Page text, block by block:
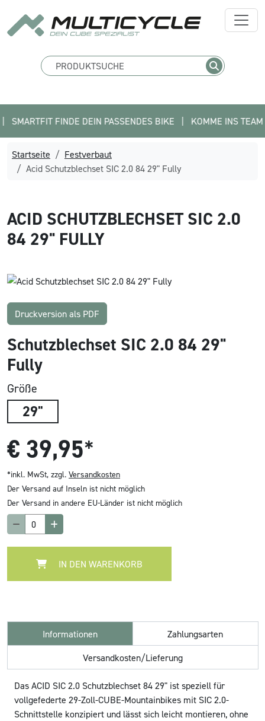
FINDE DEIN PASSENDES BIKE   |   KOMME INS TEAM -
Startseite
Festverbaut
Acid Schutzblechset SIC 2.0 84 29" Fully
ACID SCHUTZBLECHSET SIC 2.0
84 29" FULLY
Druckversion als PDF
Schutzblechset SIC 2.0 84 29"
Fully
Größe
29"
€ 39,95*
*inkl. MwSt, zzgl. Versandkosten
Der Versand auf Inseln ist nicht möglich
Der Versand in andere EU-Länder ist nicht möglich
IN DEN WARENKORB
Informationen
Zahlungsarten
Versandkosten/Lieferung
Das ACID SIC 2.0 Schutzblechset 84 29" ist speziell für
vollgefederte 29-Zoll-CUBE-Mountainbikes mit SIC 2.0-
Schnittstelle konzipiert und lässt sich leicht montieren, ohne